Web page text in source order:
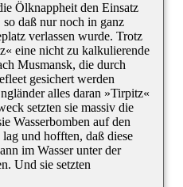
Ölknappheit den Einsatz
daß nur noch in ganz
verlassen wurde. Trotz
eine nicht zu kalkulierende
Musmansk, die durch
gesichert werden
alles daran »Tirpitz«
setzten sie massiv die
Wasserbomben auf den
und hofften, daß diese
im Wasser unter der
Und sie setzten